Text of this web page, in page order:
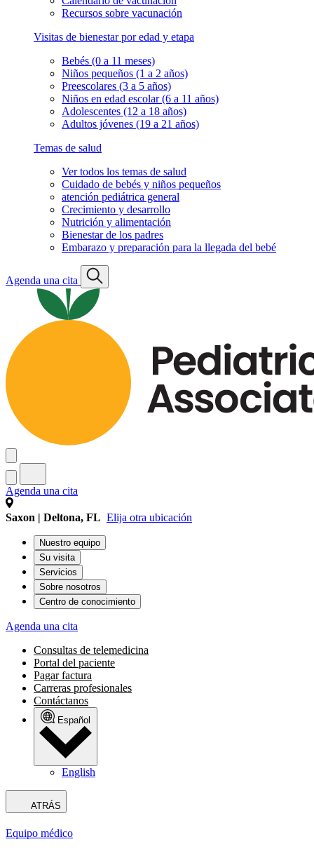
Recursos sobre vacunación
Visitas de bienestar por edad y etapa
Bebés (0 a 11 meses)
Niños pequeños (1 a 2 años)
Preescolares (3 a 5 años)
Niños en edad escolar (6 a 11 años)
Adolescentes (12 a 18 años)
Adultos jóvenes (19 a 21 años)
Temas de salud
Ver todos los temas de salud
Cuidado de bebés y niños pequeños
atención pediátrica general
Crecimiento y desarrollo
Nutrición y alimentación
Bienestar de los padres
Embarazo y preparación para la llegada del bebé
Agenda una cita
Agenda una cita
Saxon | Deltona, FL Elija otra ubicación
Nuestro equipo
Su visita
Servicios
Sobre nosotros
Centro de conocimiento
Agenda una cita
Consultas de telemedicina
Portal del paciente
Pagar factura
Carreras profesionales
Contáctanos
Español
English
ATRÁS
Equipo médico